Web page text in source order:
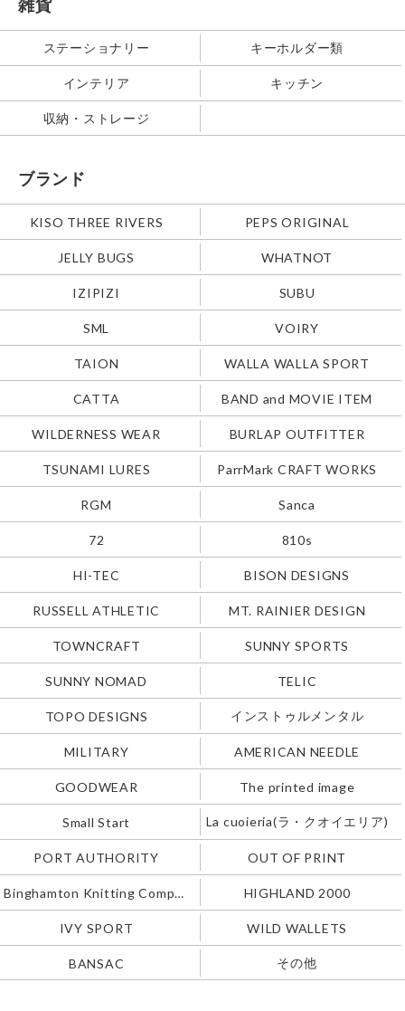
雑貨
ステーショナリー キーホルダー類
インテリア キッチン
収納・ストレージ
ブランド
KISO THREE RIVERS PEPS ORIGINAL
JELLY BUGS WHATNOT
IZIPIZI SUBU
SML VOIRY
TAION WALLA WALLA SPORT
CATTA BAND and MOVIE ITEM
WILDERNESS WEAR BURLAP OUTFITTER
TSUNAMI LURES ParrMark CRAFT WORKS
RGM Sanca
72 810s
HI-TEC BISON DESIGNS
RUSSELL ATHLETIC MT. RAINIER DESIGN
TOWNCRAFT SUNNY SPORTS
SUNNY NOMAD TELIC
TOPO DESIGNS インストゥルメンタル
MILITARY AMERICAN NEEDLE
GOODWEAR The printed image
Small Start La cuoieria(ラ・クオイエリア)
PORT AUTHORITY OUT OF PRINT
Binghamton Knitting Company HIGHLAND 2000
IVY SPORT WILD WALLETS
BANSAC その他